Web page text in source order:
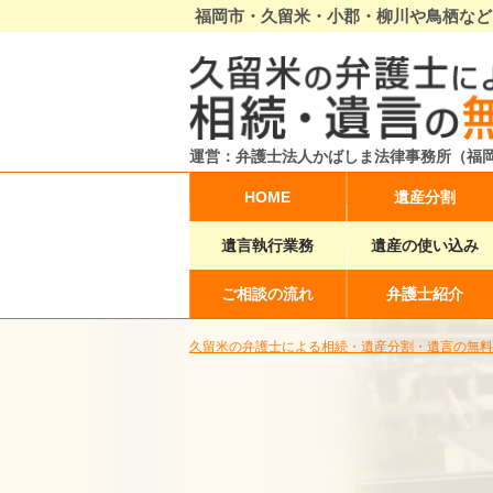
福岡市・久留米・小郡・柳川や鳥栖な
運営：弁護士法人かばしま法律事務所（福
HOME 遺産分割
遺言執行業務 遺産の使い込み
ご相談の流れ 弁護士紹介
久留米の弁護士による相続・遺産分割・遺言の無